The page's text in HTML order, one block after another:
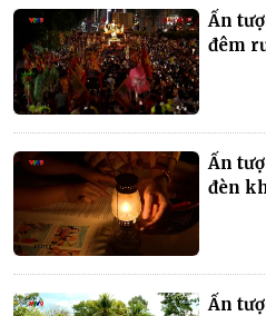
Ấn
đêm
Ấn
đèn
Ấn